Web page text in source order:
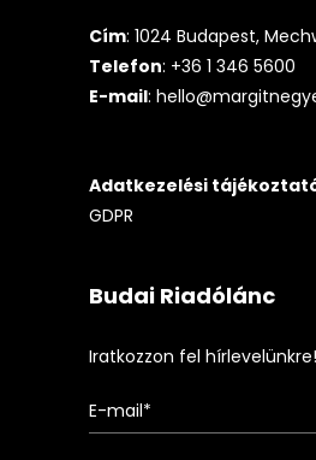
Cím: 1024 Budapest,
Telefon: +36 1 346 5600
E-mail:
Adatkezelési
GDPR
Budai Riadólánc
Iratkozzon fel hírlevelünkre!